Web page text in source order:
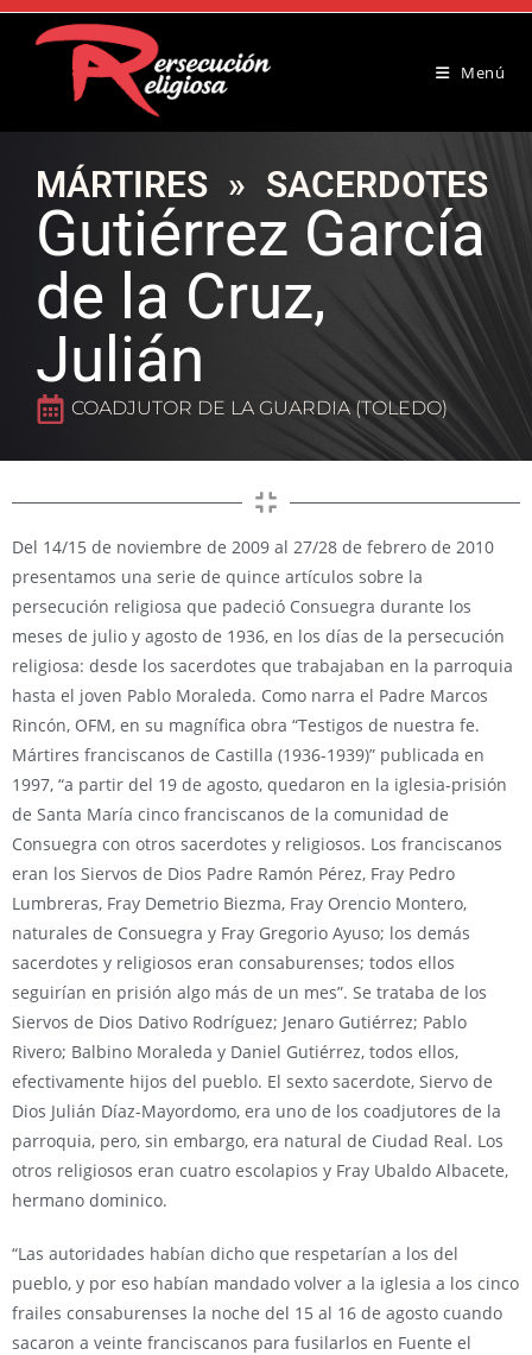
Menú
MÁRTIRES » SACERDOTES
Gutiérrez García
de la Cruz,
Julián
COADJUTOR DE LA GUARDIA (TOLEDO)
Del 14/15 de noviembre de 2009 al 27/28 de febrero de 2010
presentamos una serie de quince artículos sobre la
persecución religiosa que padeció Consuegra durante los
meses de julio y agosto de 1936, en los días de la persecución
religiosa: desde los sacerdotes que trabajaban en la parroquia
hasta el joven Pablo Moraleda. Como narra el Padre Marcos
Rincón, OFM, en su magnífica obra “Testigos de nuestra fe.
Mártires franciscanos de Castilla (1936-1939)” publicada en
1997, “a partir del 19 de agosto, quedaron en la iglesia-prisión
de Santa María cinco franciscanos de la comunidad de
Consuegra con otros sacerdotes y religiosos. Los franciscanos
eran los Siervos de Dios Padre Ramón Pérez, Fray Pedro
Lumbreras, Fray Demetrio Biezma, Fray Orencio Montero,
naturales de Consuegra y Fray Gregorio Ayuso; los demás
sacerdotes y religiosos eran consaburenses; todos ellos
seguirían en prisión algo más de un mes”. Se trataba de los
Siervos de Dios Dativo Rodríguez; Jenaro Gutiérrez; Pablo
Rivero; Balbino Moraleda y Daniel Gutiérrez, todos ellos,
efectivamente hijos del pueblo. El sexto sacerdote, Siervo de
Dios Julián Díaz-Mayordomo, era uno de los coadjutores de la
parroquia, pero, sin embargo, era natural de Ciudad Real. Los
otros religiosos eran cuatro escolapios y Fray Ubaldo Albacete,
hermano dominico.
“Las autoridades habían dicho que respetarían a los del
pueblo, y por eso habían mandado volver a la iglesia a los cinco
frailes consaburenses la noche del 15 al 16 de agosto cuando
sacaron a veinte franciscanos para fusilarlos en Fuente el